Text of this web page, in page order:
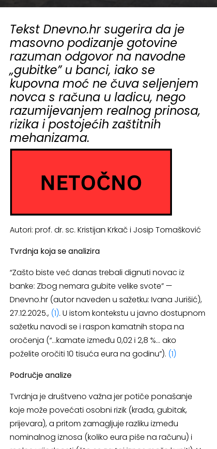
Tekst Dnevno.hr sugerira da je
masovno podizanje gotovine
razuman odgovor na navodne
„gubitke” u banci, iako se
kupovna moć ne čuva seljenjem
novca s računa u ladicu, nego
razumijevanjem realnog prinosa,
rizika i postojećih zaštitnih
mehanizama.
Autori: prof. dr. sc. Kristijan Krkač i Josip Tomašković
Tvrdnja koja se analizira
“Zašto biste već danas trebali dignuti novac iz
banke: Zbog nemara gubite velike svote” —
Dnevno.hr (autor naveden u sažetku: Ivana Jurišić),
27.12.2025., (1). U istom kontekstu u javno dostupnom
sažetku navodi se i raspon kamatnih stopa na
oročenja (“…kamate između 0,02 i 2,8 %… ako
poželite oročiti 10 tisuća eura na godinu”). (1)
Područje analize
Tvrdnja je društveno važna jer potiče ponašanje
koje može povećati osobni rizik (krađa, gubitak,
prijevara), a pritom zamagljuje razliku između
nominalnog iznosa (koliko eura piše na računu) i